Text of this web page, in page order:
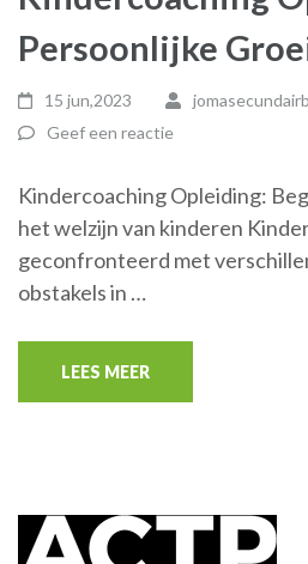
Persoonlijke
15 jun,2023
Geef een reactie
Kindercoaching Opleiding:
het welzijn van kinderen
geconfronteerd met
obstakels in …
LEES MEER